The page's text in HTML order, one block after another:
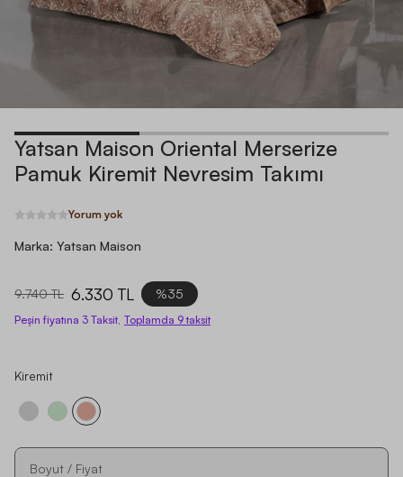
Yatsan Maison Oriental Merserize
Pamuk Kiremit Nevresim Takımı
Yorum yok
Marka: Yatsan Maison
9.740 TL 6.330 TL %35
Peşin fiyatına 3 Taksit, Toplamda 9taksit
Kiremit
Boyut / Fiyat